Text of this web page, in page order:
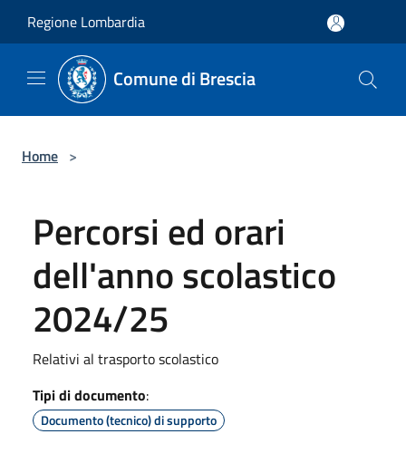
Regione Lombardia
Comune di Brescia
Home >
Percorsi ed orari
dell'anno scolastico
2024/25
Relativi al trasporto scolastico
Tipi di documento:
Documento (tecnico) di supporto